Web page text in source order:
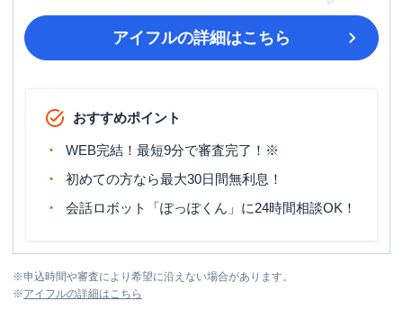
アイフルの詳細はこちら
おすすめポイント
WEB完結！最短9分で審査完了！※
初めての方なら最大30日間無利息！
会話ロボット「ぽっぽくん」に24時間相談OK！
※申込時間や審査により希望に沿えない場合があります。
※アイフルの詳細はこちら